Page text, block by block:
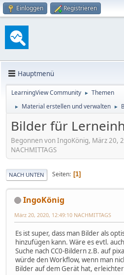
Einloggen Registrieren
Hauptmenü
LearningView Community ► Themen
► Material erstellen und verwalten ►
Bilder für
Begonnen von IngoKönig, März 20,
NACHMITTAGS
NACH UNTEN Seiten 1
IngoKönig
März 20, 2020, 12:49:10 NACHMITTAGS
Es ist super, dass man Bilder als
hinzufügen kann. Wäre es evtl.
Suche nach CC0-Bildern z.B. auf
würde den Workflow, wenn man
Bilder auf dem Gerät hat,